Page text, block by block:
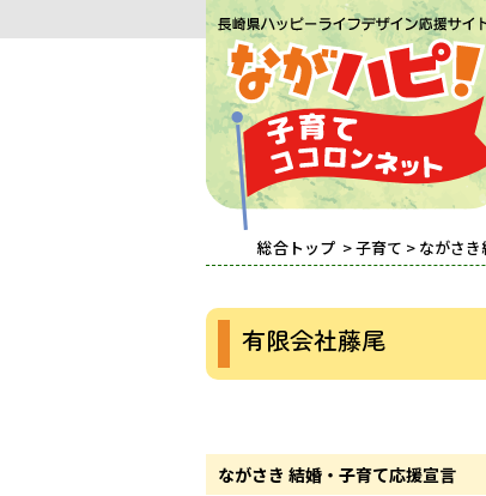
総合トップ >子育て > ながさ
有限会社藤尾
ながさき 結婚・子育て応援宣言